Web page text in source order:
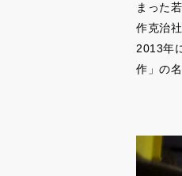
まった
作克治社
2013年
作」の